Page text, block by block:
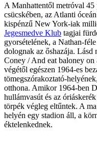
A Manhattentől metróval
csücskében, az Atlanti
kispénzű New York-iak
Jegesmedve Klub tagjai
gyorsételének, a Nathan-
dolognak az őshazája. Lásd
Coney / And eat baloney on
végétől egészen 1964-es
tömegszórakoztató-
otthona. Amikor 1964-ben
hullámvasút és az
törpék végleg eltűntek. A
helyén egy stadion áll, a
éktelenkednek.